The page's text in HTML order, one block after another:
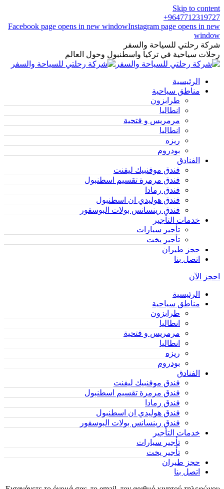
Skip to content
9647712319727+
Facebook page opens in new windowInstagram page opens in new
window
شركة رحلتي للسياحة والسفر
رحلات سياحية في تركيا واسطنبول وحول العالم
الرئيسية
مناطق سياحية
طرابزون
انطاليا
مرمريس و فتحية
انطاليا
ريزه
بودروم
الفنادق
فندق موفنبيك ليفنت
فندق مرمرة تقسيم اسطنبول
فندق رمادا
فندق هوليدي ان اسطنبول
فندق رينسانس بولات البوسفور
خدمات التأجير
تأجير سيارات
تأجير يخت
حجز طيران
اتصل بنا
احجز الآن
الرئيسية
مناطق سياحية
طرابزون
انطاليا
مرمريس و فتحية
انطاليا
ريزه
بودروم
الفنادق
فندق موفنبيك ليفنت
فندق مرمرة تقسيم اسطنبول
فندق رمادا
فندق هوليدي ان اسطنبول
فندق رينسانس بولات البوسفور
خدمات التأجير
تأجير سيارات
تأجير يخت
حجز طيران
اتصل بنا